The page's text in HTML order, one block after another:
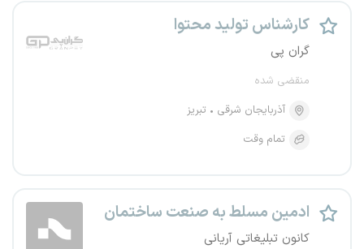
کارشناس تولید محتوا
گران پی
منقضی شده
آذربایجان شرقی
تبریز
تمام وقت
ادمین مسلط به صنعت ساختمان
کانون تبلیغاتی آریانی